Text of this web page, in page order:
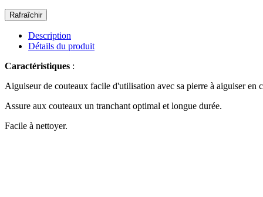
Description
Détails du produit
Caractéristiques :
Aiguiseur de couteaux facile d'utilisation avec sa pierre à aiguiser en
Assure aux couteaux un tranchant optimal et longue durée.
Facile à nettoyer.